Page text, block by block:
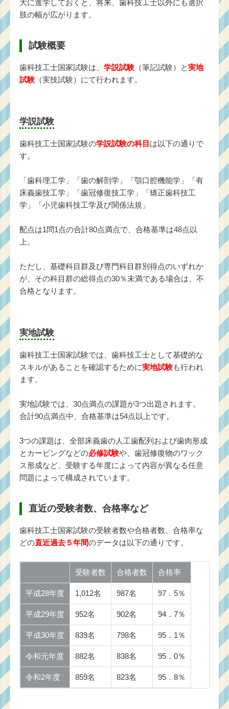
大に進学しておくと、将来、歯科技工士以外にも選択
肢の幅が広がります。
試験概要
歯科技工士国家試験は、 学説試験（筆記試験）と実地
試験（実技試験）にて行われます。
学説試験
歯科技工士国家試験の学説試験の科目 は以下の通りで
す。
「歯科理工学」「歯の解剖学」「顎口腔機能学」「有
床義歯技工学」「歯冠修復技工学」「矯正歯科技工
学」「小児歯科技工学及び関係法規」
配点は1問1点の合計80点満点で、合格基準は48点以
上。
ただし、基礎科目群及び専門科目群別得点のいずれか
が、その科目群の総得点の30％未満である場合は、不
合格となります。
実地試験
歯科技工士国家試験では、歯科技工士として基礎的な
スキルがあることを確認するために実地試験も行われ
ます。
実地試験では、30点満点の課題が3つ出題されます。
合計90点満点中、合格基準は54点以上です。
3つの課題は、全部床義歯の人工歯配列および歯肉形成
とカービングなどの必修試験や、歯冠修復物のワック
ス形成など、受験する年度によって内容が異なる任意
問題によって構成されています。
直近の受験者数、合格率など
歯科技工士国家試験の受験者数や合格者数、合格率な
どの直近過去５年間のデータは以下の通りです。
受験者数 合格者数 合格率
平成28年度 1,012名 987名 97．5％
平成29年度 952名 902名 94．7％
平成30年度 839名 798名 95．1％
令和元年度 882名 838名 95．0％
令和2年度 859名 823名 95．8％